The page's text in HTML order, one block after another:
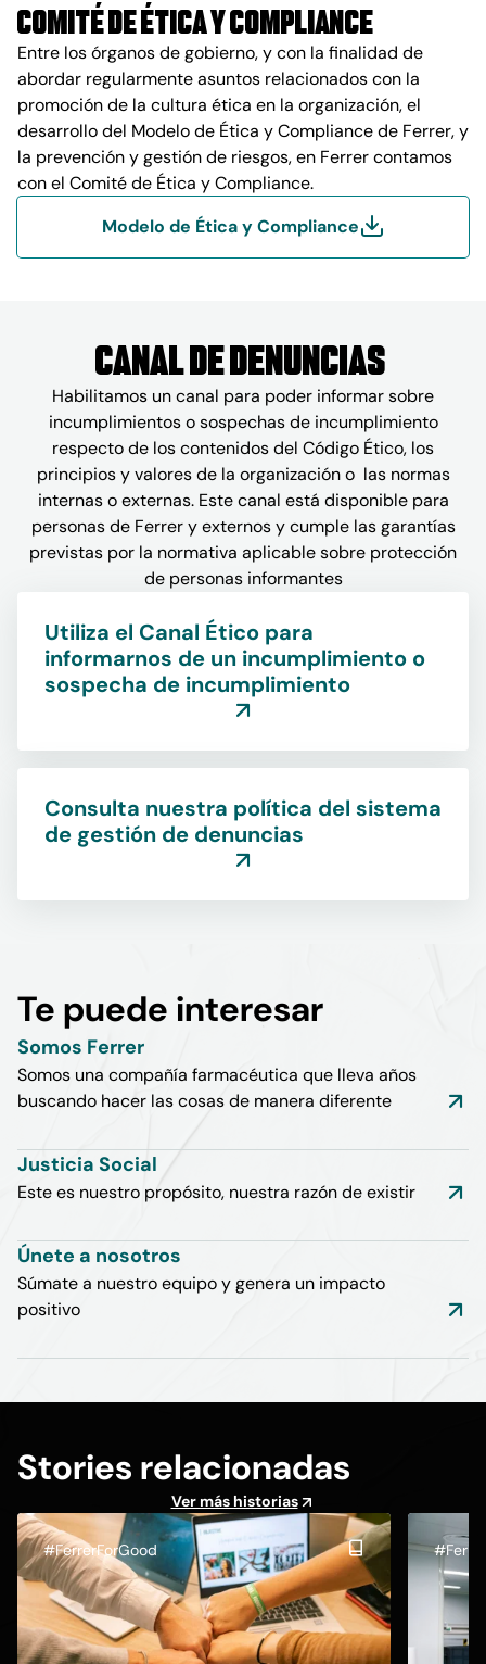
Comité de Ética y Compliance
Entre los órganos de gobierno, y con la finalidad de
abordar regularmente asuntos relacionados con la
promoción de la cultura ética en la organización, el
desarrollo del Modelo de Ética y Compliance de Ferrer, y
la prevención y gestión de riesgos, en Ferrer contamos
con el Comité de Ética y Compliance.
Modelo de Ética y Compliance
Canal de denuncias
Habilitamos un canal para poder informar sobre
incumplimientos o sospechas de incumplimiento
respecto de los contenidos del Código Ético, los
principios y valores de la organización o las normas
internas o externas. Este canal está disponible para
personas de Ferrer y externos y cumple las garantías
previstas por la normativa aplicable sobre protección
de personas informantes
Utiliza el Canal Ético para
informarnos de un incumplimiento o
sospecha de incumplimiento
Consulta nuestra política del sistema
de gestión de denuncias
Te puede interesar
Somos Ferrer
Somos una compañía farmacéutica que lleva años
buscando hacer las cosas de manera diferente
Justicia Social
Este es nuestro propósito, nuestra razón de existir
Únete a nosotros
Súmate a nuestro equipo y genera un impacto
positivo
Stories relacionadas
Ver más historias
#FerrerForGood